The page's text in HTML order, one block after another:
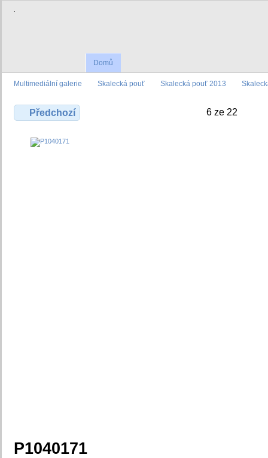
.
Domů
Multimediální galerie Skalecká pouť Skalecká pouť 2013
Předchozí 6 ze 22
P1040171